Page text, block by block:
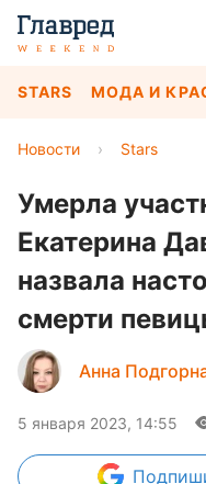
STARS МОДА И
Новости › Stars
Умерла
Екатерина
назвала
смерти
Анна
5 января 2023, 14:55